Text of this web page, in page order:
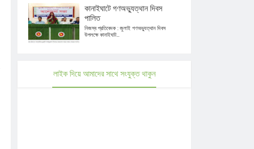
কানাইঘাটে গণঅভ্যুত্থান দিবস
পালিত
নিজস্ব প্রতিবেদক : জুলাই গণঅভ্যুত্থান দিবস
উপলক্ষে কানাইঘাট...
লাইক দিয়ে আমাদের সাথে সংযুক্ত থাকুন